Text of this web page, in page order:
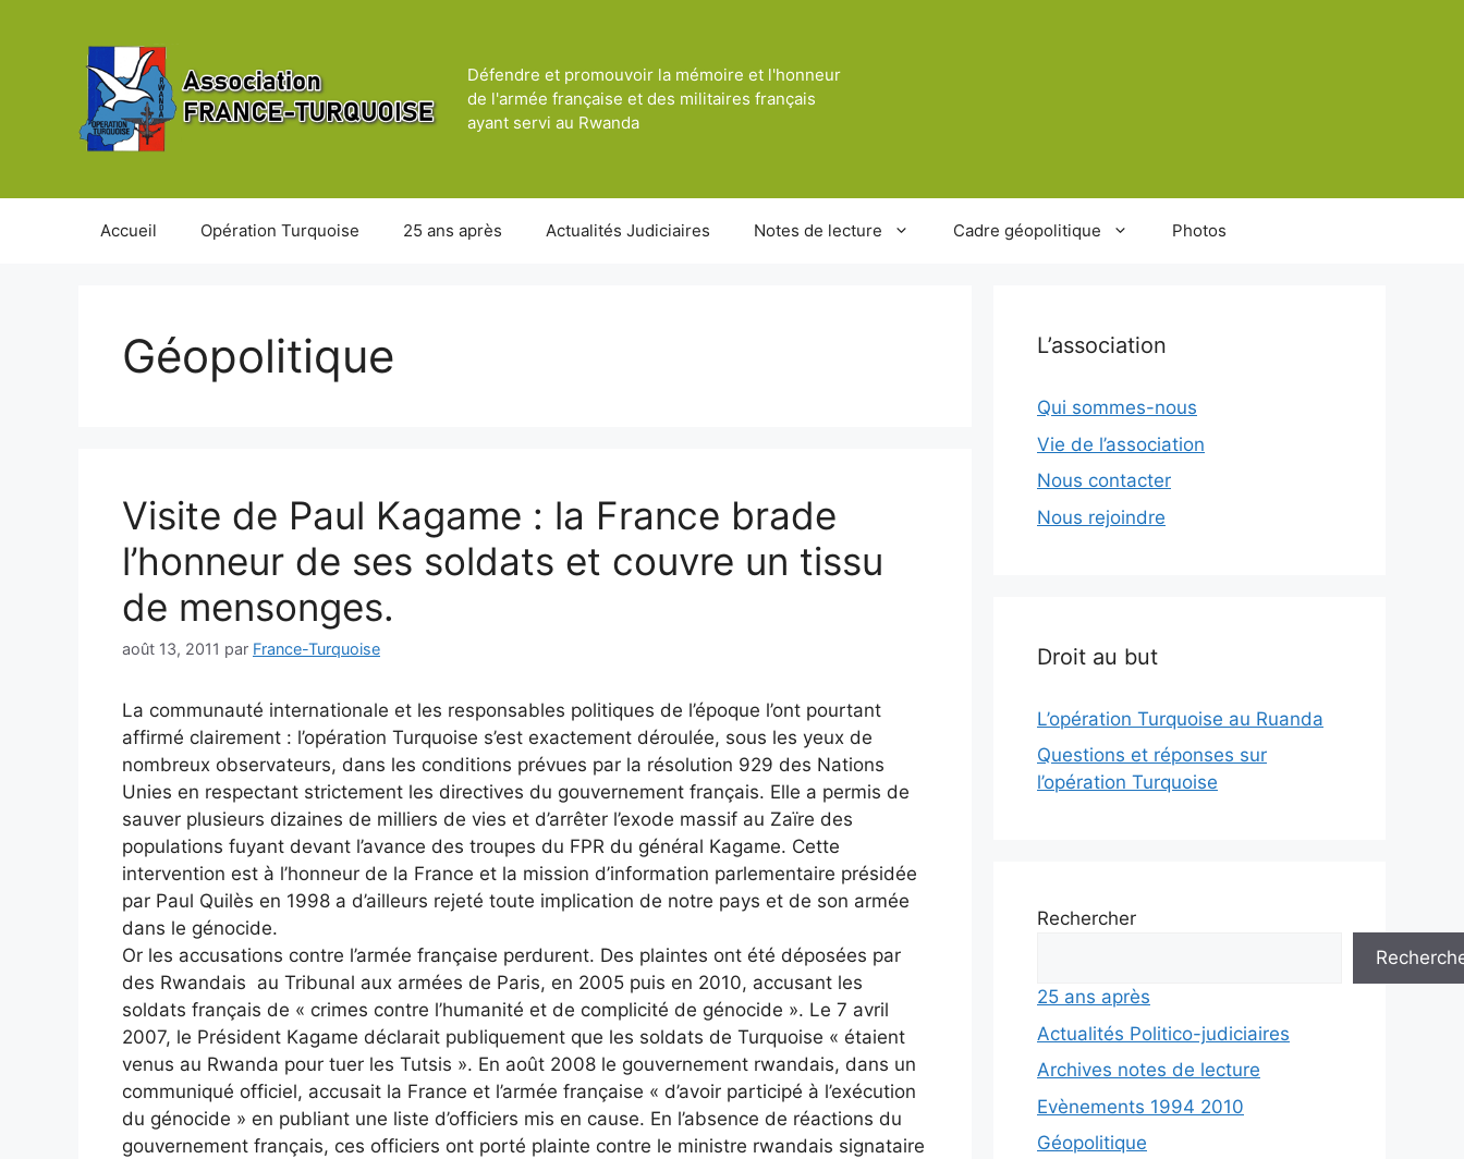
Défendre et promouvoir la mémoire et l'honneur
de l'armée française et des militaires français
ayant servi au Rwanda
Accueil Opération Turquoise 25 ans après Actualités Judiciaires Notes de lecture Cadre géopolitique Photos
Géopolitique
Visite de Paul Kagame : la France brade
l’honneur de ses soldats et couvre un tissu
de mensonges.
août 13, 2011 par France-Turquoise
La communauté internationale et les responsables politiques de l’époque l’ont pourtant
affirmé clairement : l’opération Turquoise s’est exactement déroulée, sous les yeux de
nombreux observateurs, dans les conditions prévues par la résolution 929 des Nations
Unies en respectant strictement les directives du gouvernement français. Elle a permis de
sauver plusieurs dizaines de milliers de vies et d’arrêter l’exode massif au Zaïre des
populations fuyant devant l’avance des troupes du FPR du général Kagame. Cette
intervention est à l’honneur de la France et la mission d’information parlementaire présidée
par Paul Quilès en 1998 a d’ailleurs rejeté toute implication de notre pays et de son armée
dans le génocide.
Or les accusations contre l’armée française perdurent. Des plaintes ont été déposées par
des Rwandais au Tribunal aux armées de Paris, en 2005 puis en 2010, accusant les
soldats français de « crimes contre l’humanité et de complicité de génocide ». Le 7 avril
2007, le Président Kagame déclarait publiquement que les soldats de Turquoise « étaient
venus au Rwanda pour tuer les Tutsis ». En août 2008 le gouvernement rwandais, dans un
communiqué officiel, accusait la France et l’armée française « d’avoir participé à l’exécution
du génocide » en publiant une liste d’officiers mis en cause. En l’absence de réactions du
gouvernement français, ces officiers ont porté plainte contre le ministre rwandais signataire
L’association
Qui sommes-nous
Vie de l’association
Nous contacter
Nous rejoindre
Droit au but
L’opération Turquoise au Ruanda
Questions et réponses sur
l’opération Turquoise
Rechercher
25 ans après
Actualités Politico-judiciaires
Archives notes de lecture
Evènements 1994 2010
Géopolitique